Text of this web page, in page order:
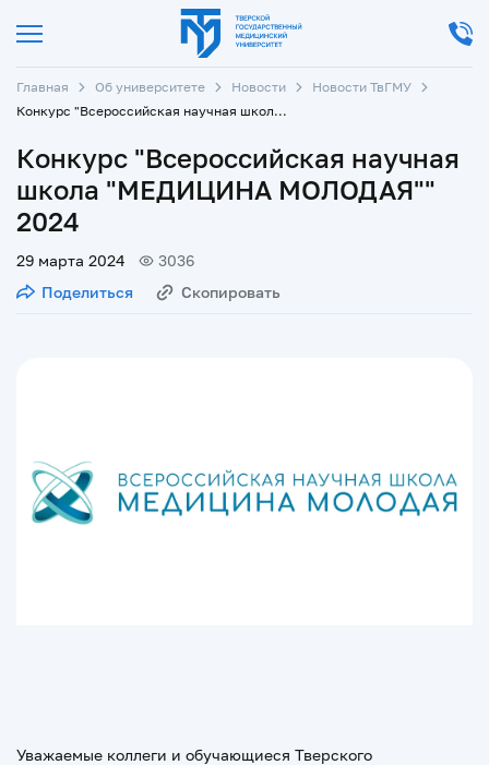
Главная Об университете Новости
Новости ТвГМУ
Конкурс "Всероссийская научная школа "МЕДИЦИНА МОЛОДАЯ"" 2024
Конкурс "Всероссийская научная
школа "МЕДИЦИНА МОЛОДАЯ""
2024
29 марта 2024
3036
Поделиться
Скопировать
Уважаемые коллеги и обучающиеся Тверского